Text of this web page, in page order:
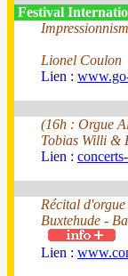
Festival
Lionel Coulon
Lien :
(16h : Orgue
Tobias Willi &
Lien :
Récital
Buxtehude -
Lien :